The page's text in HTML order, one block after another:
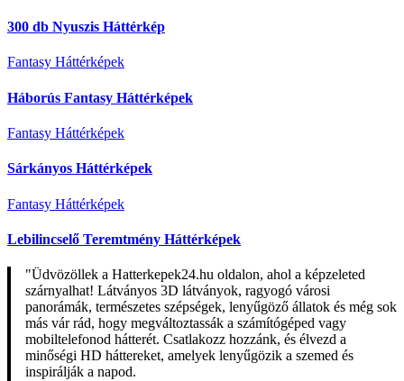
300 db Nyuszis Háttérkép
Fantasy Háttérképek
Háborús Fantasy Háttérképek
Fantasy Háttérképek
Sárkányos Háttérképek
Fantasy Háttérképek
Lebilincselő Teremtmény Háttérképek
"Üdvözöllek a Hatterkepek24.hu oldalon, ahol a képzeleted
szárnyalhat! Látványos 3D látványok, ragyogó városi
panorámák, természetes szépségek, lenyűgöző állatok és még sok
más vár rád, hogy megváltoztassák a számítógéped vagy
mobiltelefonod hátterét. Csatlakozz hozzánk, és élvezd a
minőségi HD háttereket, amelyek lenyűgözik a szemed és
inspirálják a napod.